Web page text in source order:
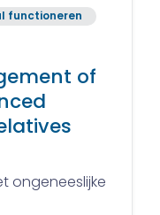
functioneren
of
ongeneeslijke